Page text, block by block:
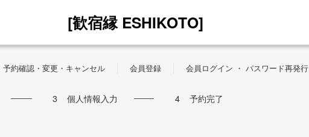
[歓宿縁 ESHIKOTO]
予約確認・変更・キャンセル 会員登録 会員ログイン ・ パスワード再発行
3 個人情報入力 4 予約完了